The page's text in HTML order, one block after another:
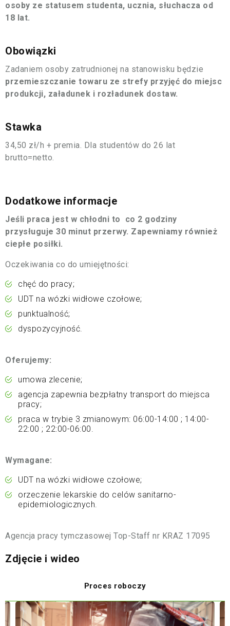
osoby ze statusem studenta, ucznia, słuchacza od
18 lat.
Obowiązki
Zadaniem osoby zatrudnionej na stanowisku będzie
przemieszczanie towaru ze strefy przyjęć do miejsc
produkcji, załadunek i rozładunek dostaw.
Stawka
34,50 zł/h + premia. Dla studentów do 26 lat
brutto=netto.
Dodatkowe informacje
Jeśli praca jest w chłodni to co 2 godziny
przysługuje 30 minut przerwy. Zapewniamy również
ciepłe posiłki.
Oczekiwania co do umiejętności:
chęć do pracy;
UDT na wózki widłowe czołowe;
punktualność;
dyspozycyjność.
Oferujemy:
umowa zlecenie;
agencja zapewnia bezpłatny transport do miejsca
pracy;
praca w trybie 3 zmianowym: 06:00-14:00 ; 14:00-
22:00 ; 22:00-06:00.
Wymagane:
UDT na wózki widłowe czołowe;
orzeczenie lekarskie do celów sanitarno-
epidemiologicznych.
Agencja pracy tymczasowej Top-Staff nr KRAZ 17095
Zdjęcie i wideo
Proces roboczy